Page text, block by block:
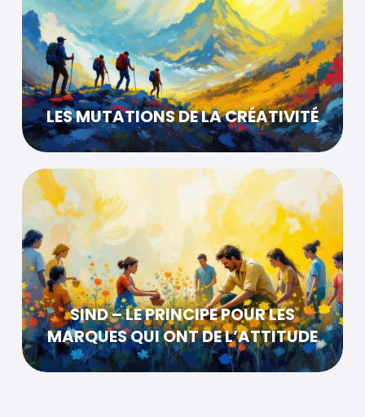
LES MUTATIONS DE LA CRÉATIVITÉ
SIND – LE PRINCIPE POUR LES
MARQUES QUI ONT DE L’ATTITUDE